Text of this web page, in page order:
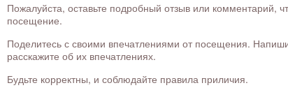
Пожалуйста, оставьте подробный отзыв или комментарий,
посещение.
Поделитесь с своими впечатлениями от посещения.
расскажите об их впечатлениях.
Будьте корректны, и соблюдайте правила приличия.